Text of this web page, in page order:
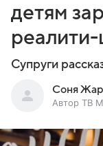
детям
Супруги
Соня
Автор ТВ